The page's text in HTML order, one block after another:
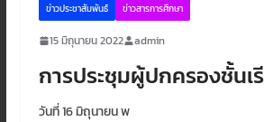
ข่าวประชาสัมพันธ์ ข่าวสารการศึกษา
15 มิถุนายน 2022 admin
การประชุมผู้ปกครองชั้นเ
วันที่ 16 มิถุนายน พ